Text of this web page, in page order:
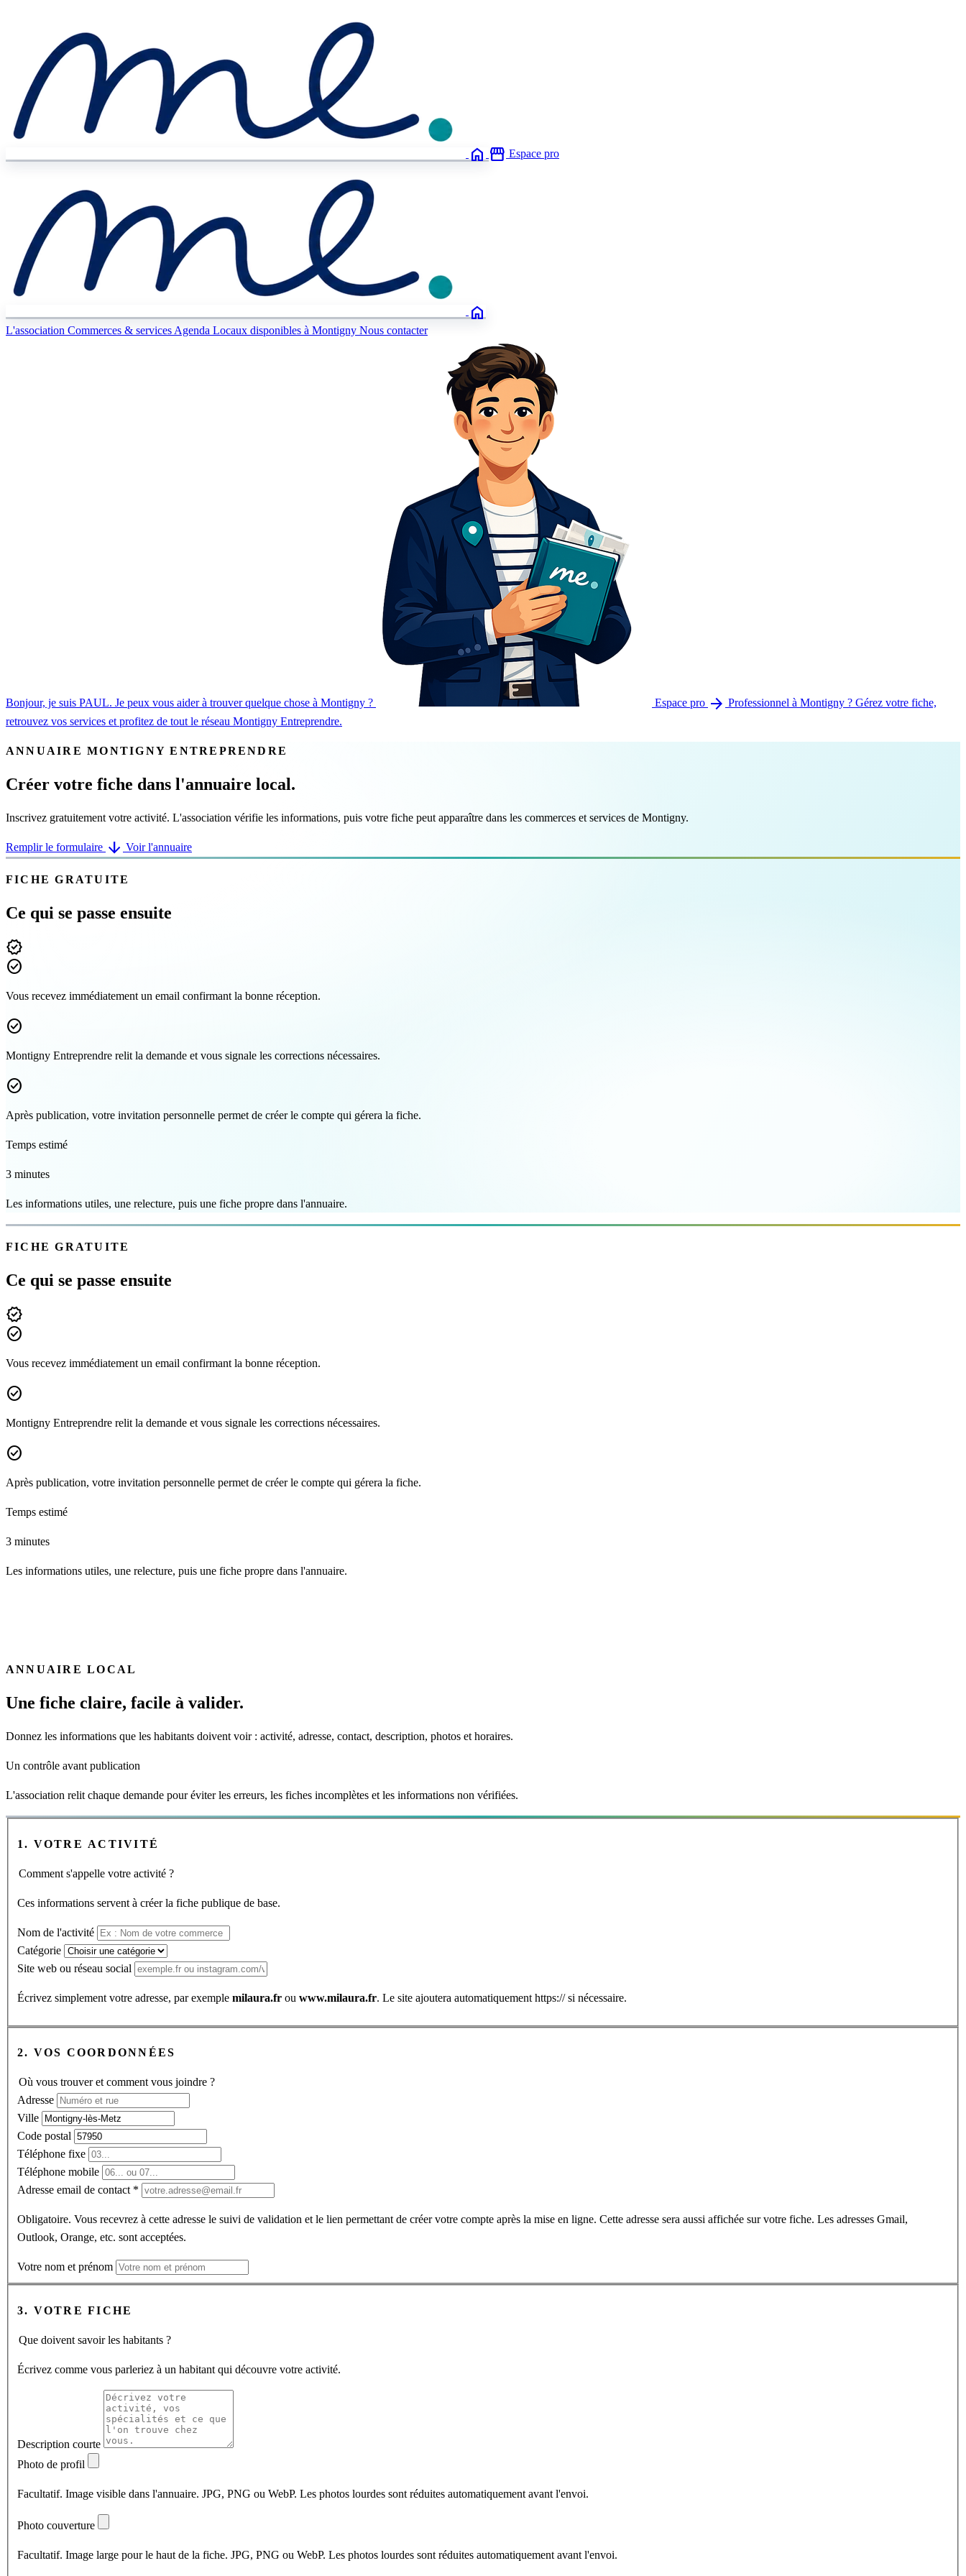
home storefront Espace pro
home
L'association Commerces & services Agenda Locaux disponibles à Montigny Nous contacter
Bonjour, je suis PAUL. Je peux vous aider à trouver quelque chose à Montigny ? Espace pro arrow_forward Professionnel à Montigny ? Gérez votre fiche,
retrouvez vos services et profitez de tout le réseau Montigny Entreprendre.
ANNUAIRE MONTIGNY ENTREPRENDRE
Créer votre fiche dans l'annuaire local.
Inscrivez gratuitement votre activité. L'association vérifie les informations, puis votre fiche peut apparaître dans les commerces et services de Montigny.
Remplir le formulaire arrow_downward Voir l'annuaire
FICHE GRATUITE
Ce qui se passe ensuite
verified
check_circle
Vous recevez immédiatement un email confirmant la bonne réception.
check_circle
Montigny Entreprendre relit la demande et vous signale les corrections nécessaires.
check_circle
Après publication, votre invitation personnelle permet de créer le compte qui gérera la fiche.
Temps estimé
3 minutes
Les informations utiles, une relecture, puis une fiche propre dans l'annuaire.
FICHE GRATUITE
Ce qui se passe ensuite
verified
check_circle
Vous recevez immédiatement un email confirmant la bonne réception.
check_circle
Montigny Entreprendre relit la demande et vous signale les corrections nécessaires.
check_circle
Après publication, votre invitation personnelle permet de créer le compte qui gérera la fiche.
Temps estimé
3 minutes
Les informations utiles, une relecture, puis une fiche propre dans l'annuaire.
ANNUAIRE LOCAL
Une fiche claire, facile à valider.
Donnez les informations que les habitants doivent voir : activité, adresse, contact, description, photos et horaires.
Un contrôle avant publication
L'association relit chaque demande pour éviter les erreurs, les fiches incomplètes et les informations non vérifiées.
1. VOTRE ACTIVITÉ
Comment s'appelle votre activité ?
Ces informations servent à créer la fiche publique de base.
Nom de l'activité
Catégorie
Site web ou réseau social
Écrivez simplement votre adresse, par exemple milaura.fr ou www.milaura.fr. Le site ajoutera automatiquement https:// si nécessaire.
2. VOS COORDONNÉES
Où vous trouver et comment vous joindre ?
Adresse
Ville
Code postal
Téléphone fixe
Téléphone mobile
Adresse email de contact *
Obligatoire. Vous recevrez à cette adresse le suivi de validation et le lien permettant de créer votre compte après la mise en ligne. Cette adresse sera aussi affichée sur votre fiche. Les adresses Gmail,
Outlook, Orange, etc. sont acceptées.
Votre nom et prénom
3. VOTRE FICHE
Que doivent savoir les habitants ?
Écrivez comme vous parleriez à un habitant qui découvre votre activité.
Description courte
Photo de profil
Facultatif. Image visible dans l'annuaire. JPG, PNG ou WebP. Les photos lourdes sont réduites automatiquement avant l'envoi.
Photo couverture
Facultatif. Image large pour le haut de la fiche. JPG, PNG ou WebP. Les photos lourdes sont réduites automatiquement avant l'envoi.